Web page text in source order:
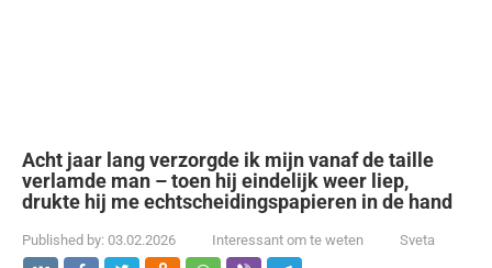
Acht jaar lang verzorgde ik mijn vanaf de taille
verlamde man – toen hij eindelijk weer liep,
drukte hij me echtscheidingspapieren in de hand
Published by: 03.02.2026 Interessant om te weten Sveta